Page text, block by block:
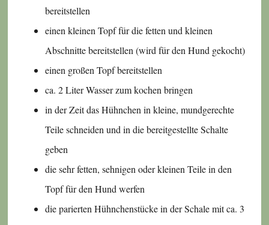
bereitstellen
einen kleinen Topf für die fetten und kleinen
Abschnitte bereitstellen (wird für den Hund gekocht)
einen großen Topf bereitstellen
ca. 2 Liter Wasser zum kochen bringen
in der Zeit das Hühnchen in kleine, mundgerechte
Teile schneiden und in die bereitgestellte Schalte
geben
die sehr fetten, sehnigen oder kleinen Teile in den
Topf für den Hund werfen
die parierten Hühnchenstücke in der Schale mit ca. 3